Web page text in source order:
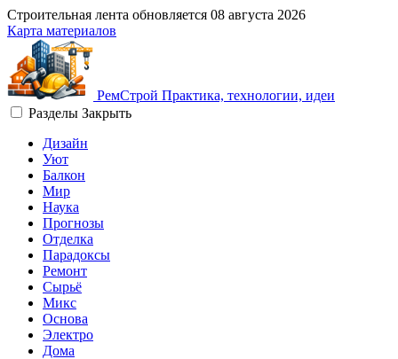
Строительная лента обновляется 08 августа 2026
Карта материалов
РемСтрой Практика, технологии, идеи
Разделы Закрыть
Дизайн
Уют
Балкон
Мир
Наука
Прогнозы
Отделка
Парадоксы
Ремонт
Сырьё
Микс
Основа
Электро
Дома